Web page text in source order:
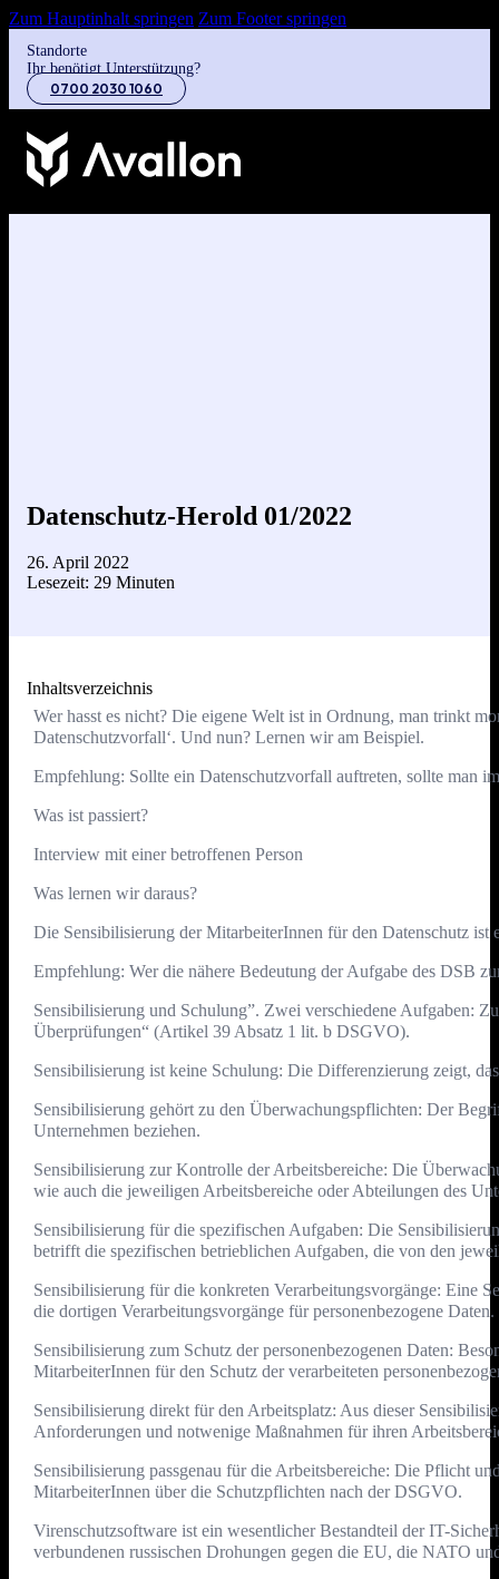
Zum Hauptinhalt springen Zum Footer springen
Standorte
Ihr benötigt Unterstützung?
0700 2030 1060
Datenschutz-Herold 01/2022
26. April 2022
Lesezeit: 29 Minuten
Inhaltsverzeichnis
Wer hasst es nicht? Die eigene Welt ist in Ordnung, man trinkt
Datenschutzvorfall‘. Und nun? Lernen wir am Beispiel.
Empfehlung: Sollte ein Datenschutzvorfall auftreten, sollte man
Was ist passiert?
Interview mit einer betroffenen Person
Was lernen wir daraus?
Die Sensibilisierung der MitarbeiterInnen für den Datenschutz
Empfehlung: Wer die nähere Bedeutung der Aufgabe des DSB
Sensibilisierung und Schulung”. Zwei verschiedene Aufgaben:
Überprüfungen“ (Artikel 39 Absatz 1 lit. b DSGVO).
Sensibilisierung ist keine Schulung: Die Differenzierung zeigt,
Sensibilisierung gehört zu den Überwachungspflichten: Der
Unternehmen beziehen.
Sensibilisierung zur Kontrolle der Arbeitsbereiche: Die
wie auch die jeweiligen Arbeitsbereiche oder Abteilungen des
Sensibilisierung für die spezifischen Aufgaben: Die
betrifft die spezifischen betrieblichen Aufgaben, die von den
Sensibilisierung für die konkreten Verarbeitungsvorgänge: Eine
die dortigen Verarbeitungsvorgänge für personenbezogene Daten.
Sensibilisierung zum Schutz der personenbezogenen Daten:
MitarbeiterInnen für den Schutz der verarbeiteten
Sensibilisierung direkt für den Arbeitsplatz: Aus dieser
Anforderungen und notwenige Maßnahmen für ihren
Sensibilisierung passgenau für die Arbeitsbereiche: Die Pflicht
MitarbeiterInnen über die Schutzpflichten nach der DSGVO.
Virenschutzsoftware ist ein wesentlicher Bestandteil der IT-
verbundenen russischen Drohungen gegen die EU, die NATO